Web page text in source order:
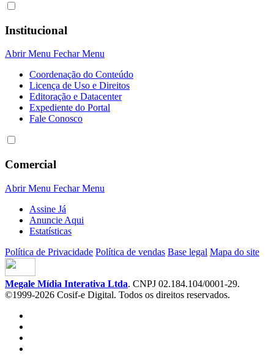
Institucional
Abrir Menu Fechar Menu
Coordenação do Conteúdo
Licença de Uso e Direitos
Editoração e Datacenter
Expediente do Portal
Fale Conosco
Comercial
Abrir Menu Fechar Menu
Assine Já
Anuncie Aqui
Estatísticas
Política de Privacidade Política de vendas Base legal Mapa do site
Megale Mídia Interativa Ltda. CNPJ 02.184.104/0001-29.
©1999-2026 Cosif-e Digital. Todos os direitos reservados.